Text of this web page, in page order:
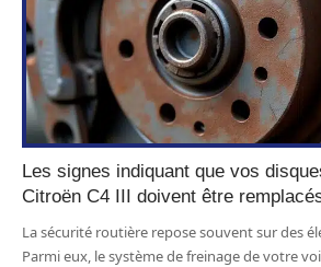
Les signes indiquant que vos
Citroën C4 III doivent être
La sécurité routière repose souvent sur des
Parmi eux, le système de freinage de votre